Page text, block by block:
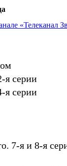
«Телеканал
я серии
я серии
7-я и 8-я